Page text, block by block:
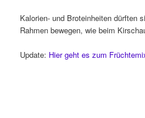
Kalorien- und Broteinheiten dürften
Rahmen bewegen, wie beim
Update: Hier geht es zum